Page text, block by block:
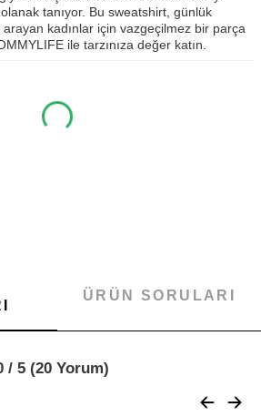
tanıyor. Bu sweatshirt, günlük
arayan kadınlar için vazgeçilmez bir parça
ile tarzınıza değer katın.
ÜRÜN SORULARI
/ 5 (20 Yorum)